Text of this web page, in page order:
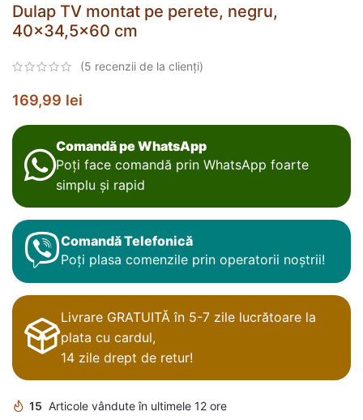
Dulap TV montat pe perete, negru,
40×34,5×60 cm
(5 recenzii de la clienți)
169,99 lei
Comandă pe WhatsApp
Poți face comandă prin WhatsApp foarte
simplu și rapid
Comandă Telefonică
Poți plasa comenzile prin operatorii noștrii!
Livrare GRATUITĂ în 5-7 zile lucrătoare la
plata cu cardul,
14 zile drept de retur!
15 Articole vândute în ultimele 12 ore